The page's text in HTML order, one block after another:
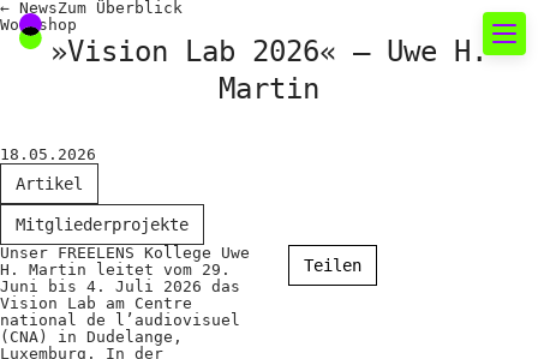
Neues rund um die
Fotografie
Das aktuelle Foto
News
Termine
FREELENS Galerie
← NewsZum Überblick
Workshop
»Vision Lab 2026« – Uwe H.
Martin
18.05.2026
Artikel
Mitgliederprojekte
Unser FREELENS Kollege Uwe
H. Martin leitet vom 29.
Juni bis 4. Juli 2026 das
Vision Lab am Centre
national de l’audiovisuel
(CNA) in Dudelange,
Luxemburg. In der
Teilen